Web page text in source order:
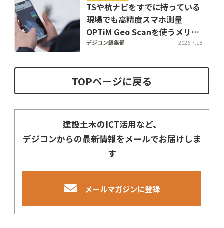
TSや杭ナビをすでに持っている
現場でも高精度スマホ測量
OPTiM Geo Scanを使うメリッ
トとは？
デジコン編集部 2026.7.18
TOPページに戻る
建設土木のICT活用など、
デジコンからの最新情報をメールでお届けしま
す
メールマガジンに登録